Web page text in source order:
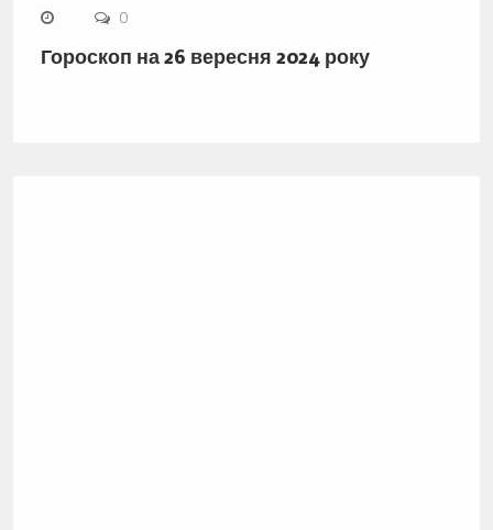
0
Гороскоп на 26 вересня 2024 року